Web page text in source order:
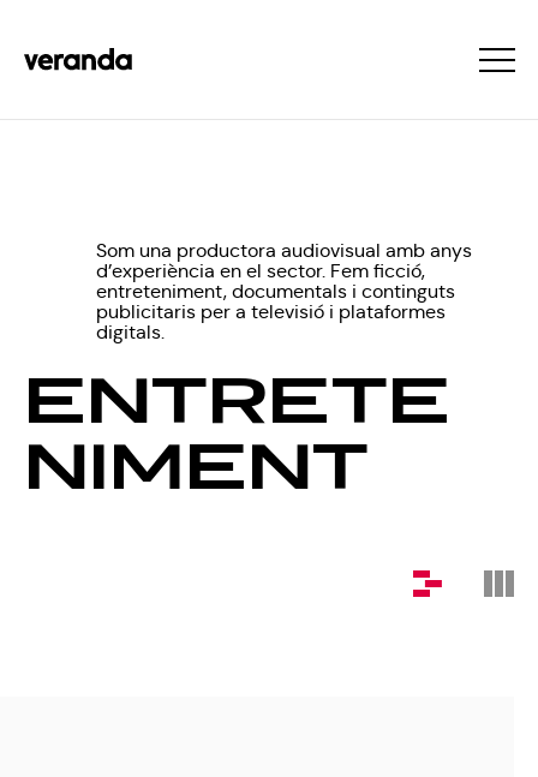
Som una productora audiovisual amb anys
d’experiència en el sector. Fem ficció,
entreteniment, documentals i continguts
publicitaris per a televisió i plataformes
digitals.
ENTRETE
NIMENT